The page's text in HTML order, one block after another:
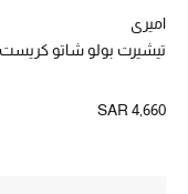
اميري
تيشيرت بولو شاتو
SAR 4,660